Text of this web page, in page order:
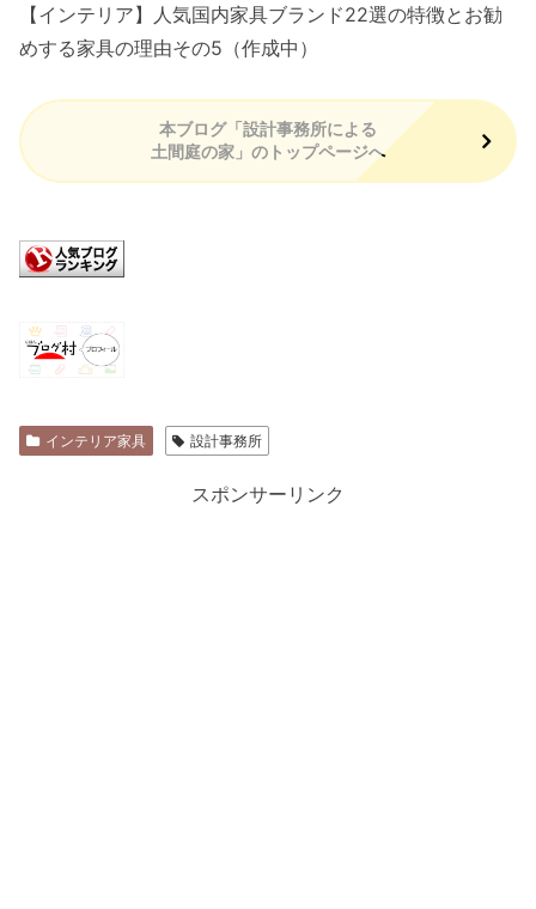
【インテリア】人気国内家具ブランド22選の特徴とお勧
めする家具の理由その5（作成中）
本ブログ「設計事務所による
土間庭の家」のトップページへ
インテリア家具 設計事務所
スポンサーリンク